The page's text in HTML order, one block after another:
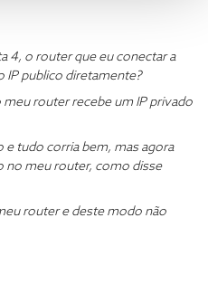
4, o router que eu conectar a
IP publico diretamente?
router recebe um IP privado
e tudo corria bem, mas agora
no meu router, como disse
router e deste modo não